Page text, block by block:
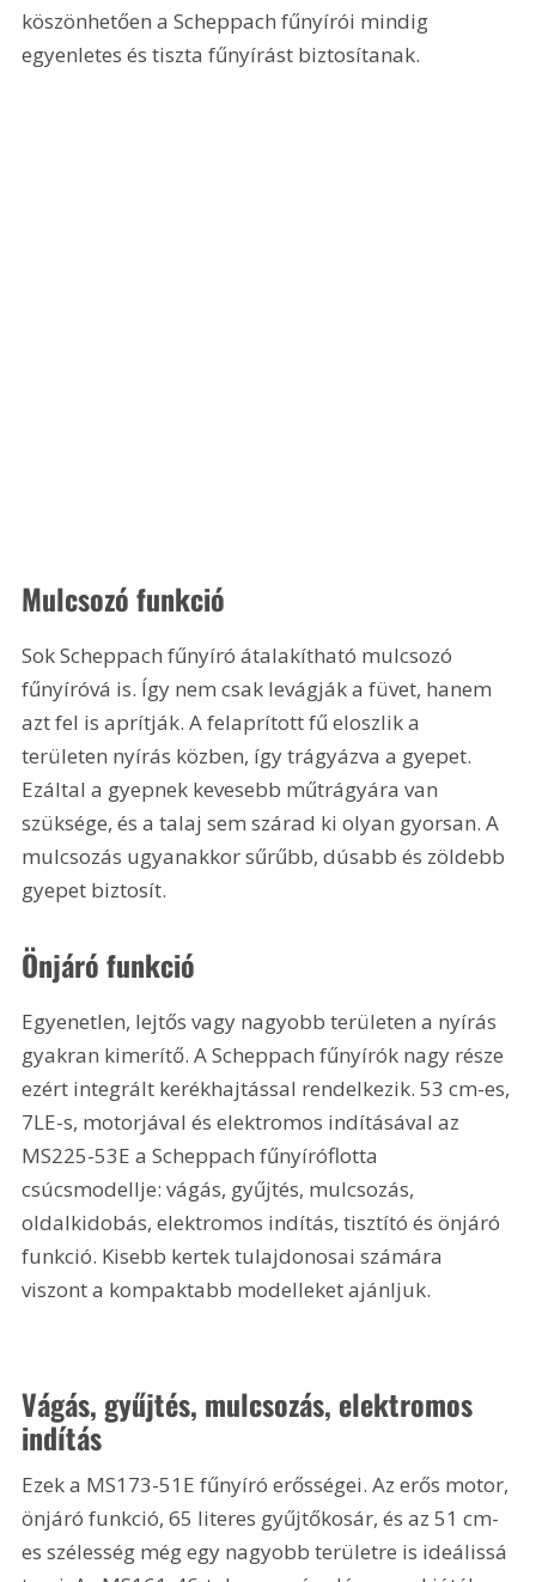
köszönhetően a Scheppach fűnyírói mindig
egyenletes és tiszta fűnyírást biztosítanak.
Mulcsozó funkció
Sok Scheppach fűnyíró átalakítható mulcsozó
fűnyíróvá is. Így nem csak levágják a füvet, hanem
azt fel is aprítják. A felaprított fű eloszlik a
területen nyírás közben, így trágyázva a gyepet.
Ezáltal a gyepnek kevesebb műtrágyára van
szüksége, és a talaj sem szárad ki olyan gyorsan. A
mulcsozás ugyanakkor sűrűbb, dúsabb és zöldebb
gyepet biztosít.
Önjáró funkció
Egyenetlen, lejtős vagy nagyobb terü­leten a nyírás
gyakran kimerítő. A Scheppach fűnyírók nagy része
ezért integrált kerékhajtással rendelkezik. 53 cm-es,
7LE-s, motorjával és elektromos indításával az
MS225-53E a Scheppach fűnyíróflotta
csúcsmodellje: vágás, gyűjtés, mulcsozás,
oldalkidobás, elektromos indítás, tisztító és önjáró
funkció. Kisebb kertek tulajdonosai számára
viszont a kompaktabb modelleket ajánljuk.
Vágás, gyűjtés, mulcsozás, elektromos
indítás
Ezek a MS173-51E fűnyíró erősségei. Az erős motor,
önjáró funkció, 65 literes gyűjtőkosár, és az 51 cm-
es szélesség még egy nagyobb területre is ideálissá